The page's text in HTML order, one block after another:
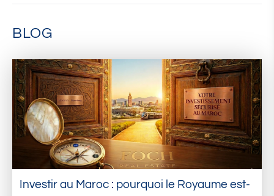
BLOG
Investir au Maroc : pourquoi le Royaume est-